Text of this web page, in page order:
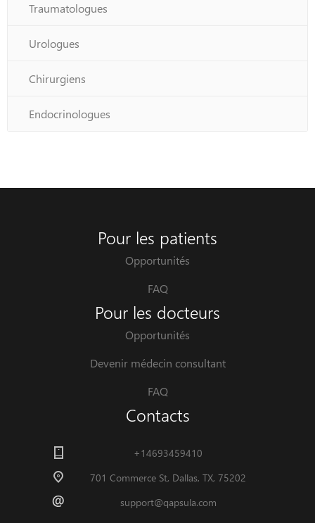
Traumatologues
Urologues
Chirurgiens
Endocrinologues
Pour les patients
Opportunités
FAQ
Pour les docteurs
Opportunités
Devenir médecin consultant
FAQ
Contacts
+14693459410
701 Commerce St, Dallas, TX, 75202
support@qapsula.com